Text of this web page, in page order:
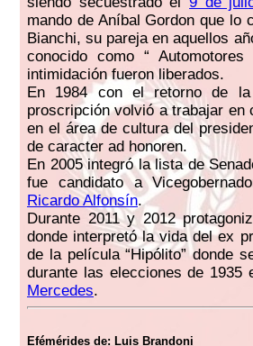
mando de Aníbal Gordon que lo
Bianchi, su pareja en aquellos
conocido como “
intimidación fueron liberados.
En 1984 con el retorno de
proscripción volvió a trabajar
en el área de cultura del
de caracter ad honoren.
En 2005 integró la lista de
fue candidato a
Ricardo Alfonsín.
Durante 2011 y 2012
donde interpretó la vida del ex
de la película “Hipólito” donde
durante las elecciones de
Mercedes.
Efémérides de: Luis Brandoni